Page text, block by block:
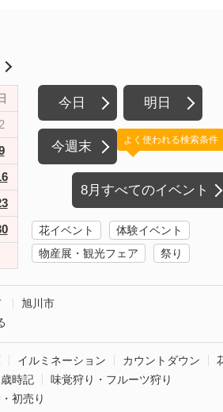
今日 明日
今週末
8月すべてのイベント
よく使われる検索条件
花イベント
体験イベント
物産展・観光フェア
祭り
旭川市
イルミネーション カウントダウン
時記
味覚狩り・フルーツ狩り
初売り